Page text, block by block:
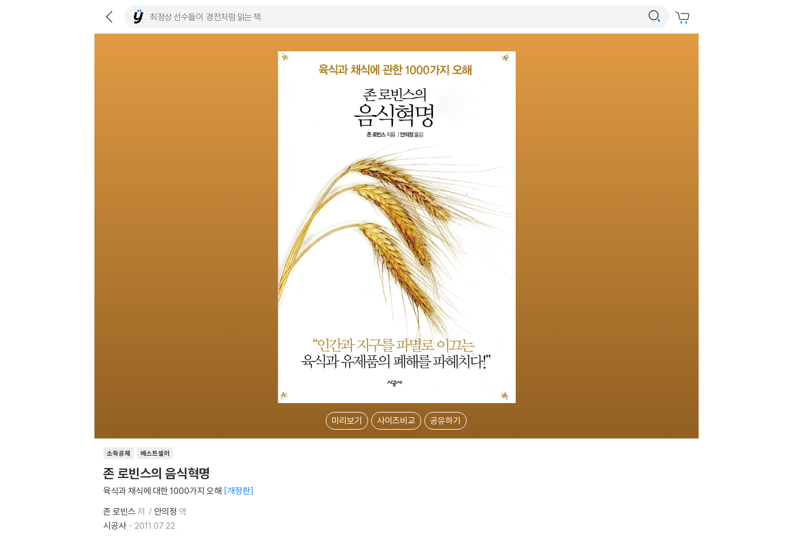
미리보기 사이즈비교 공유하기
소득공제 베스트셀러
존 로빈스의 음식혁명
육식과 채식에 대한 1000가지 오해 개정판
존 로빈스 저 안의정 역
시공사
2011.07.22.